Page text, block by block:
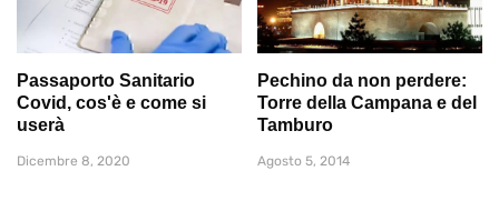
Passaporto Sanitario
Covid, cos'è e come si
userà
Dicembre 8, 2020
Pechino da non perdere:
Torre della Campana e del
Tamburo
Agosto 5, 2014